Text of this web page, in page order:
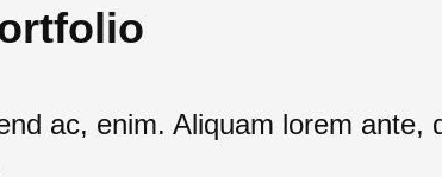
ac, enim. Aliquam lorem ante,